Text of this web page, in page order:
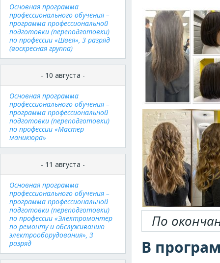
Основная программа
профессионального обучения –
программа профессиональной
подготовки (переподготовки)
по профессии «Швея», 3 разряд
(воскресная группа)
- 10 августа -
Основная программа
профессионального обучения –
программа профессиональной
подготовки (переподготовки)
по профессии «Мастер
маникюра»
- 11 августа -
Основная программа
профессионального обучения –
программа профессиональной
подготовки (переподготовки)
по профессии «Электромонтер
по ремонту и обслуживанию
электрооборудования», 3
разряд
По
В